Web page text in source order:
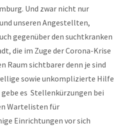
Und zwar nicht nur
unseren Angestellten,
gegenüber den suchtkranken
die im Zuge der Corona-Krise
Raum sichtbarer denn je sind
sowie unkomplizierte Hilfe
es Stellenkürzungen bei
Wartelisten für
Einrichtungen vor sich